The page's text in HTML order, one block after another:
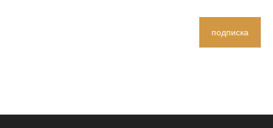
подписка